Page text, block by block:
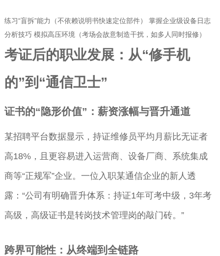
练习“盲拆”能力（不依赖说明书快速定位部件） 掌握企业级设备日志
分析技巧 模拟高压环境（考场会故意制造干扰，如多人同时报修）
考证后的职业发展：从“修手机
的”到“通信卫士”
证书的“隐形价值”：薪资涨幅与晋升通道
某招聘平台数据显示，持证维修员平均月薪比无证者
高18%，且更容易进入运营商、设备厂商、系统集成
商等“正规军”企业。一位入职某通信企业的新人透
露：“公司有明确晋升体系：持证1年可考中级，3年考
高级，高级证书是转岗技术管理岗的敲门砖。”
跨界可能性：从终端到全链路